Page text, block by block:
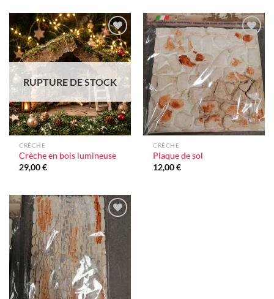
Ajouter
à la liste
d'envie
RUPTURE DE STOCK
CRÈCHE
Crèche en bois lumineuse
29,00€
Ajouter
d'envie
CRÈCHE
Plaque de sol
12,00€
Ajouter
à la liste
d'envie